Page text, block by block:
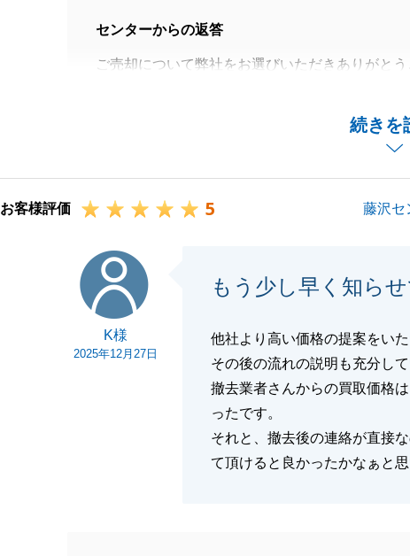
続きを
センターからの返答
ご売却について弊社をお選びいただきありがとう
もしお知り合いで不動産売買をお考えの方がい
閉じる
お客様評価 5 藤沢セ
K様
2025年12月27日
もう少し早く知ら
他社より高い価格の提案をいた
その後の流れの説明も充分し
撤去業者さんからの買取価格
ったです。
それと、撤去後の連絡が直接
て頂けると良かったかなぁと思